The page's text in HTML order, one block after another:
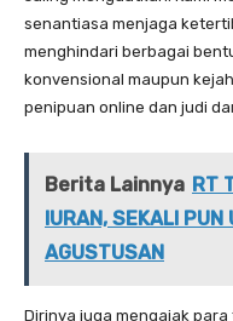
senantiasa menjaga
menghindari berbagai
konvensional maupun
penipuan online dan judi
Berita Lainnya RT
IURAN, SEKALI PUN
AGUSTUSAN
Dirinya juga mengajak